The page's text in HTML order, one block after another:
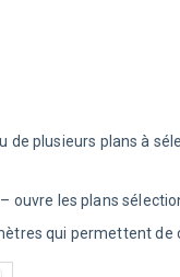
de plusieurs plans à
– ouvre les plans
qui permettent de